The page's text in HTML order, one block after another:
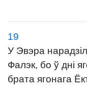
19
У Эвэра
Фалэк, бо ў дні
брата ягонага